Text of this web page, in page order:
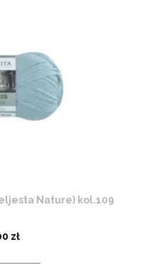
Nature) kol.109
zł